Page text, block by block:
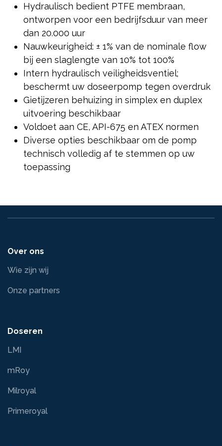
Hydraulisch bedient PTFE membraan,
ontworpen voor een bedrijfsduur van meer
dan 20.000 uur
Nauwkeurigheid: ± 1% van de nominale flow
bij een slaglengte van 10% tot 100%
Intern hydraulisch veiligheidsventiel;
beschermt uw doseerpomp tegen overdruk
Gietijzeren behuizing in simplex en duplex
uitvoering beschikbaar
Voldoet aan CE, API-675 en ATEX normen
Diverse opties beschikbaar om de pomp
technisch volledig af te stemmen op uw
toepassing
Over ons
Wie zijn wij
Onze partners
Doseren
LMI
mRoy
Milroyal
Primeroyal